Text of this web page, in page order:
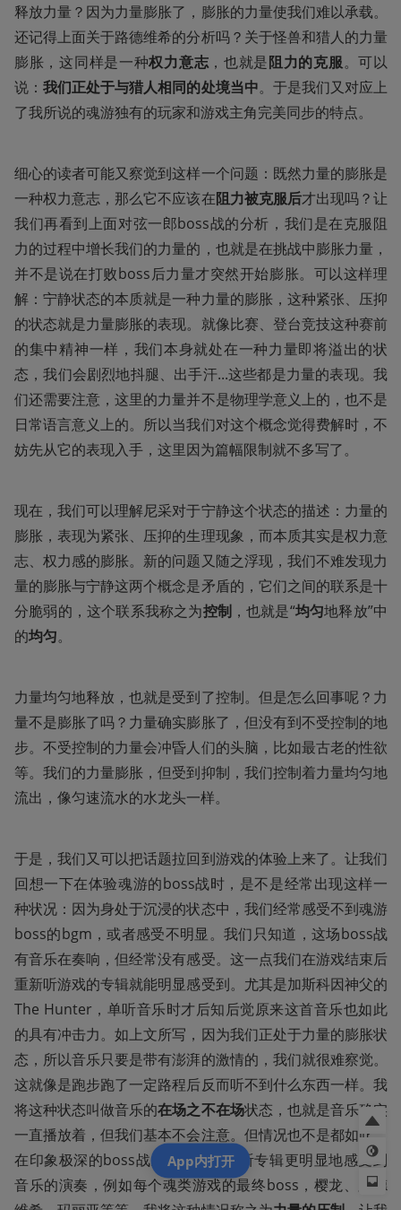
释放力量？因为力量膨胀了，膨胀的力量使我们难以承载。
还记得上面关于路德维希的分析吗？关于怪兽和猎人的力量
膨胀，这同样是一种权力意志 ，也就是阻力的克服。可以
说：我们正处于与猎人相同的处境当中。于是我们又对应上
了我所说的魂游独有的玩家和游戏主角完美同步的特点。
细心的读者可能又察觉到这样一个问题：既然力量的膨胀是
一种权力意志，那么它不应该在阻力被克服后才出现吗？让
我们再看到上面对弦一郎boss战的分析，我们是在克服阻
力的过程中增长我们的力量的，也就是在挑战中膨胀力量，
并不是说在打败boss后力量才突然开始膨胀。可以这样理
解：宁静状态的本质就是一种力量的膨胀，这种紧张、压抑
的状态就是力量膨胀的表现。就像比赛、登台竞技这种赛前
的集中精神一样，我们本身就处在一种力量即将溢出的状
态，我们会剧烈地抖腿、出手汗...这些都是力量的表现。我
们还需要注意，这里的力量并不是物理学意义上的，也不是
日常语言意义上的。所以当我们对这个概念觉得费解时，不
妨先从它的表现入手，这里因为篇幅限制就不多写了。
现在，我们可以理解尼采对于宁静这个状态的描述：力量的
膨胀，表现为紧张、压抑的生理现象，而本质其实是权力意
志、权力感的膨胀。新的问题又随之浮现，我们不难发现力
量的膨胀与宁静这两个概念是矛盾的，它们之间的联系是十
分脆弱的，这个联系我称之为控制，也就是“均匀地释放”中
的均匀。
力量均匀地释放，也就是受到了控制。但是怎么回事呢？力
量不是膨胀了吗？力量确实膨胀了，但没有到不受控制的地
步。不受控制的力量会冲昏人们的头脑，比如最古老的性欲
等。我们的力量膨胀，但受到抑制，我们控制着力量均匀地
流出，像匀速流水的水龙头一样。
于是，我们又可以把话题拉回到游戏的体验上来了。让我们
回想一下在体验魂游的boss战时，是不是经常出现这样一
种状况：因为身处于沉浸的状态中，我们经常感受不到魂游
boss的bgm，或者感受不明显。我们只知道，这场boss战
有音乐在奏响，但经常没有感受。这一点我们在游戏结束后
重新听游戏的专辑就能明显感受到。尤其是加斯科因神父的
The Hunter，单听音乐时才后知后觉原来这首音乐也如此
的具有冲击力。如上文所写，因为我们正处于力量的膨胀状
态，所以音乐只要是带有澎湃的激情的，我们就很难察觉。
这就像是跑步跑了一定路程后反而听不到什么东西一样。我
将这种状态叫做音乐的在场之不在场状态，也就是音乐确实
一直播放着，但我们基本不会注意。但情况也不是都如此，
在印象极深的boss战里我们反而比听专辑更明显地感受到
音乐的演奏，例如每个魂类游戏的最终boss，樱龙、路德
App内打开